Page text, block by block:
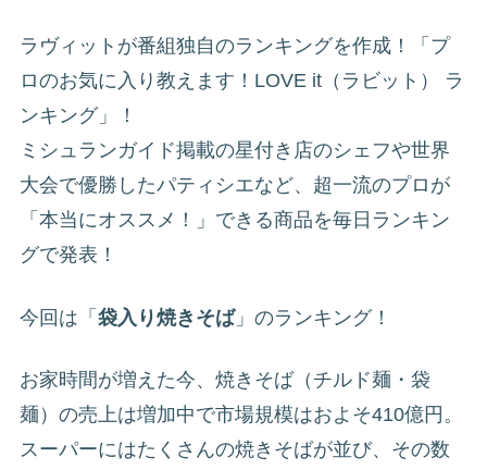
ラヴィットが番組独自のランキングを作成！「プ
ロのお気に入り教えます！LOVE it（ラビット） ラ
ンキング」！
ミシュランガイド掲載の星付き店のシェフや世界
大会で優勝したパティシエなど、超一流のプロが
「本当にオススメ！」できる商品を毎日ランキン
グで発表！
今回は「 袋入り焼きそば」のランキング！
お家時間が増えた今、焼きそば（チルド麺・袋
麺）の売上は増加中で市場規模はおよそ410億円。
スーパーにはたくさんの焼きそばが並び、その数